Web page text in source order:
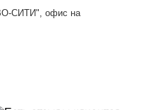
СИТИ", офис на